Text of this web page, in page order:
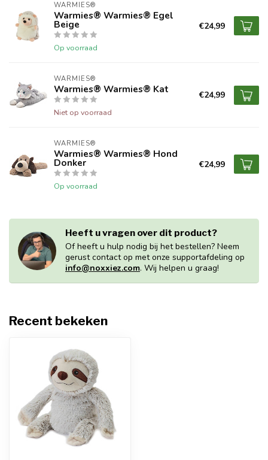
WARMIES®
Warmies® Warmies® Egel
Beige
Op voorraad
€24,99
WARMIES®
Warmies® Warmies® Kat
Niet op voorraad
€24,99
WARMIES®
Warmies® Warmies® Hond
Donker
Op voorraad
€24,99
Heeft u vragen over dit product?
Of heeft u hulp nodig bij het bestellen? Neem
gerust contact op met onze supportafdeling op
info@noxxiez.com. Wij helpen u graag!
Recent bekeken